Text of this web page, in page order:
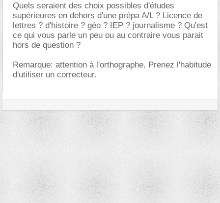
Quels seraient des choix possibles d'études
supérieures en dehors d'une prépa A/L ? Licence de
lettres ? d'histoire ? géo ? IEP ? journalisme ? Qu'est
ce qui vous parle un peu ou au contraire vous parait
hors de question ?
Remarque: attention à l'orthographe. Prenez l'habitude
d'utiliser un correcteur.